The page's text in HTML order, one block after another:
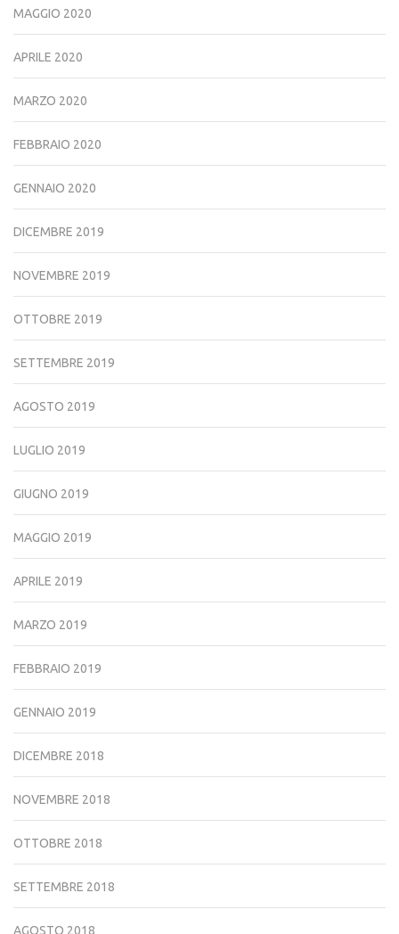
MAGGIO 2020
APRILE 2020
MARZO 2020
FEBBRAIO 2020
GENNAIO 2020
DICEMBRE 2019
NOVEMBRE 2019
OTTOBRE 2019
SETTEMBRE 2019
AGOSTO 2019
LUGLIO 2019
GIUGNO 2019
MAGGIO 2019
APRILE 2019
MARZO 2019
FEBBRAIO 2019
GENNAIO 2019
DICEMBRE 2018
NOVEMBRE 2018
OTTOBRE 2018
SETTEMBRE 2018
AGOSTO 2018